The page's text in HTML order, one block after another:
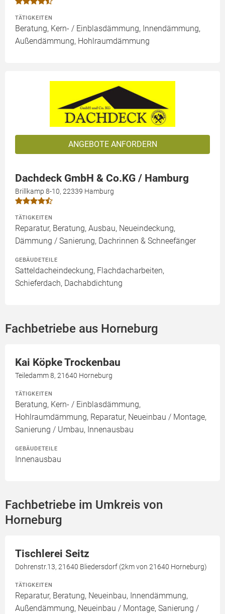
TÄTIGKEITEN
Beratung, Kern- / Einblasdämmung, Innendämmung,
Außendämmung, Hohlraumdämmung
ANGEBOTE ANFORDERN
Dachdeck GmbH & Co.KG / Hamburg
Brillkamp 8-10, 22339 Hamburg
TÄTIGKEITEN
Reparatur, Beratung, Ausbau, Neueindeckung,
Dämmung / Sanierung, Dachrinnen & Schneefänger
GEBÄUDETEILE
Satteldacheindeckung, Flachdacharbeiten,
Schieferdach, Dachabdichtung
Fachbetriebe aus Horneburg
Kai Köpke Trockenbau
Teiledamm 8, 21640 Horneburg
TÄTIGKEITEN
Beratung, Kern- / Einblasdämmung,
Hohlraumdämmung, Reparatur, Neueinbau / Montage,
Sanierung / Umbau, Innenausbau
GEBÄUDETEILE
Innenausbau
Fachbetriebe im Umkreis von
Horneburg
Tischlerei Seitz
Dohrenstr.13, 21640 Bliedersdorf (2km von 21640 Horneburg)
TÄTIGKEITEN
Reparatur, Beratung, Neueinbau, Innendämmung,
Außendämmung, Neueinbau / Montage, Sanierung /